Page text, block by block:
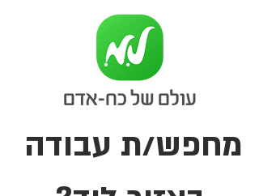
מחפש/ת עבודה